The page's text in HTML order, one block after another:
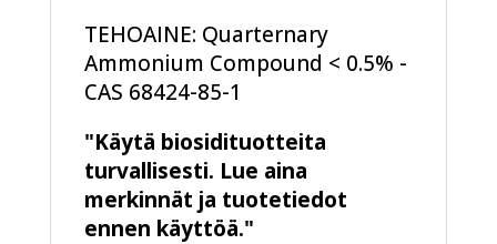
TEHOAINE: Quarternary
Ammonium Compound < 0.5% -
CAS 68424-85-1
"Käytä biosidituotteita
turvallisesti. Lue aina
merkinnät ja tuotetiedot
ennen käyttöä."